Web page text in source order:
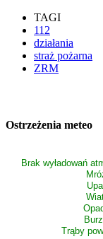
TAGI
112
działania
straż pożarna
ZRM
Ostrzeżenia meteo
Brak wyładowań
Trąby